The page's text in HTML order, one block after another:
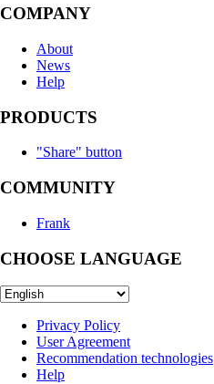
COMPANY
About
News
Help
PRODUCTS
"Share" button
COMMUNITY
Frank
CHOOSE LANGUAGE
Privacy Policy
User Agreement
Recommendation technologies
Help